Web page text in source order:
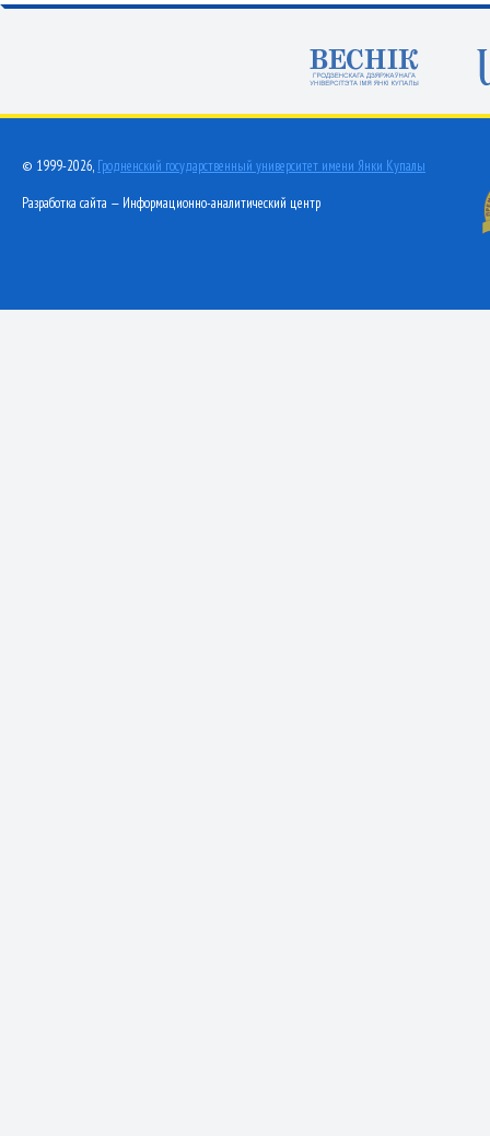
© 1999-2026, Гродненский государственный университет имени Янки Купалы
Разработка сайта — Информационно-аналитический центр